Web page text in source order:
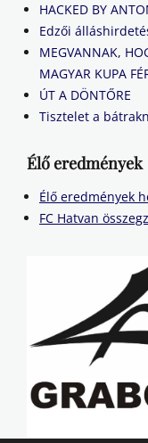
HACKED BY
Edzői
MEGVANNAK,
MAGYAR KUPA
ÚT A DÖNTŐRE
Tisztelet a
Élő eredmények
Élő eredmények
FC Hatvan